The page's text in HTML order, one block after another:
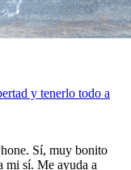
y tenerlo todo a
Sí, muy bonito
mi sí. Me ayuda a